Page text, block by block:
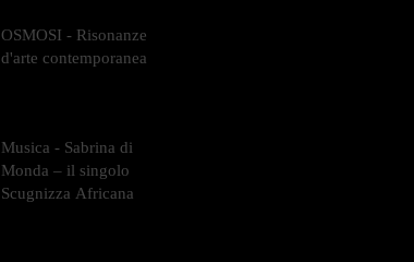
OSMOSI - Risonanze
d'arte contemporanea
Musica - Sabrina di
Monda – il singolo
Scugnizza Africana